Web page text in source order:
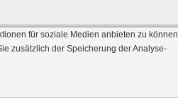
für soziale Medien anbieten zu können
zusätzlich der Speicherung der Analyse-